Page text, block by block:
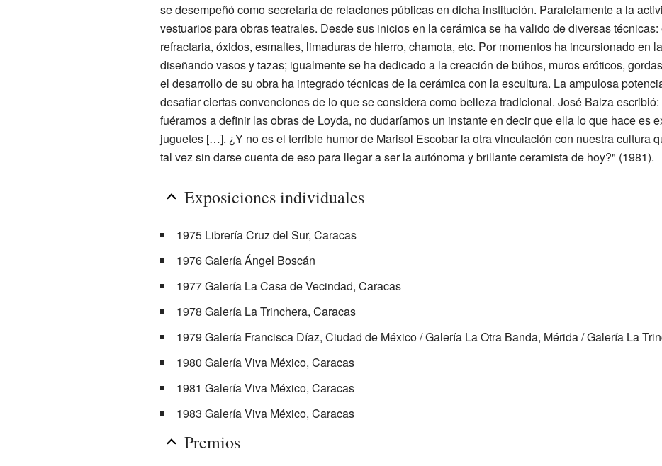
se desempeñó como secretaria de relaciones públicas en dicha institución. Paralelamente a la
vestuarios para obras teatrales. Desde sus inicios en la cerámica se ha valido de diversas
refractaria, óxidos, esmaltes, limaduras de hierro, chamota, etc. Por momentos ha incursionado en
diseñando vasos y tazas; igualmente se ha dedicado a la creación de búhos, muros eróticos,
el desarrollo de su obra ha integrado técnicas de la cerámica con la escultura. La ampulosa
desafiar ciertas convenciones de lo que se considera como belleza tradicional. José Balza
fuéramos a definir las obras de Loyda, no dudaríamos un instante en decir que ella lo que hace es
juguetes […]. ¿Y no es el terrible humor de Marisol Escobar la otra vinculación con nuestra cultura
tal vez sin darse cuenta de eso para llegar a ser la autónoma y brillante ceramista de hoy?" (1981).
Exposiciones individuales
1975 Librería Cruz del Sur, Caracas
1976 Galería Ángel Boscán
1977 Galería La Casa de Vecindad, Caracas
1978 Galería La Trinchera, Caracas
1979 Galería Francisca Díaz, Ciudad de México / Galería La Otra Banda, Mérida / Galería La
1980 Galería Viva México, Caracas
1981 Galería Viva México, Caracas
1983 Galería Viva México, Caracas
Premios